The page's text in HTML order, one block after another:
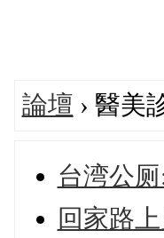
論壇 › 醫美
台湾公
回家路